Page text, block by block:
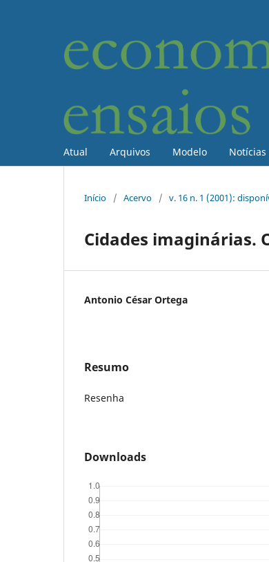
Atual Arquivos Modelo Notícias
Início / Acervo / v. 16 n. 1 (2001):
Cidades imaginárias.
Antonio César Ortega
Resumo
Resenha
Downloads